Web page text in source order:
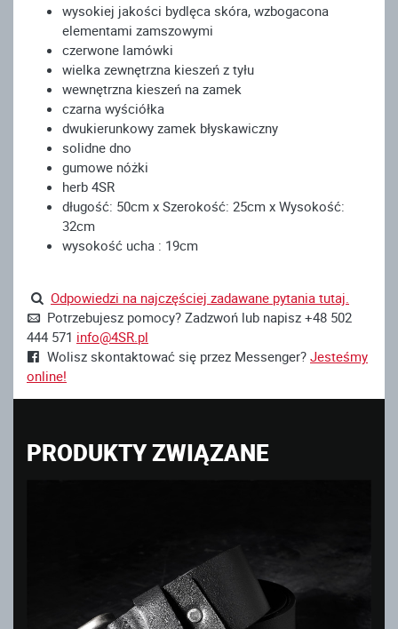
wysokiej jakości bydlęca skóra, wzbogacona
elementami zamszowymi
czerwone lamówki
wielka zewnętrzna kieszeń z tyłu
wewnętrzna kieszeń na zamek
czarna wyściółka
dwukierunkowy zamek błyskawiczny
solidne dno
gumowe nóżki
herb 4SR
długość: 50cm x Szerokość: 25cm x Wysokość:
32cm
wysokość ucha : 19cm
Odpowiedzi na najczęściej zadawane pytania tutaj.
Potrzebujesz pomocy? Zadzwoń lub napisz +48 502
444 571 info@4SR.pl
Wolisz skontaktować się przez Messenger? Jesteśmy
online!
PRODUKTY ZWIĄZANE